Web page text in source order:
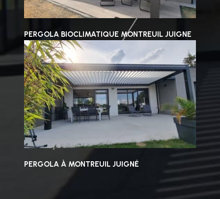
PERGOLA BIOCLIMATIQUE MONTREUIL JUIGNE
PERGOLA À MONTREUIL JUIGNÉ